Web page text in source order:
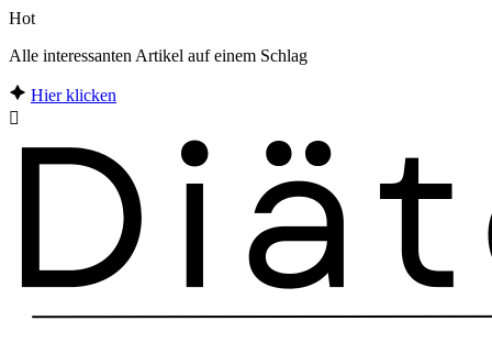
Hot
Alle interessanten Artikel auf einem Schlag
Hier klicken